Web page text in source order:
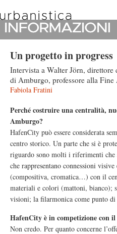
Un progetto in progress
Intervista a Walter Jörn,
di Amburgo, professore alla
Fabiola Fratini
Perché costruire una centralità,
Amburgo?
HafenCity può essere considerata
centro storico. Un parte che si è
riguardo sono molti i riferimenti
che rappresentano connessioni
(compositiva, cromatica…) con il
materiali e colori (mattoni, bianco);
visioni; la filarmonica come punto
HafenCity è in competizione con
Non credo. Per quanto concerne